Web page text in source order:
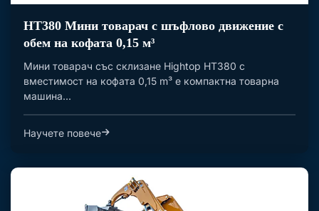
HT380 Мини товарач с шъфлово движение с
обем на кофата 0,15 м³
Мини товарач със склизане Hightop HT380 с
вместимост на кофата 0,15 m³ е компактна товарна
машина...
Научете повече